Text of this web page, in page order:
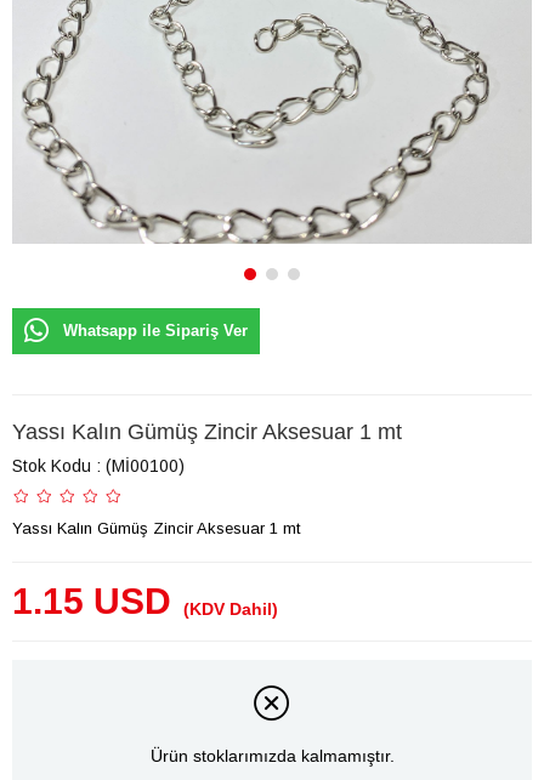
Whatsapp ile Sipariş Ver
Yassı Kalın Gümüş Zincir Aksesuar 1 mt
Stok Kodu (Mİ00100)
Yassı Kalın Gümüş Zincir Aksesuar 1 mt
1.15 USD (KDV Dahil)
Ürün stoklarımızda kalmamıştır.